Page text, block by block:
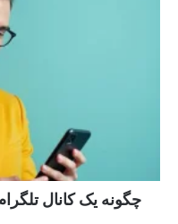
چگونه یک کانال